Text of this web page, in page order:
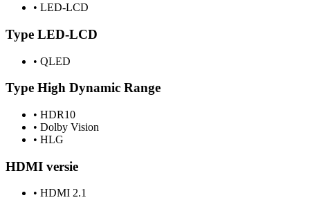
• LED-LCD
Type LED-LCD
• QLED
Type High Dynamic Range
• HDR10
• Dolby Vision
• HLG
HDMI versie
• HDMI 2.1